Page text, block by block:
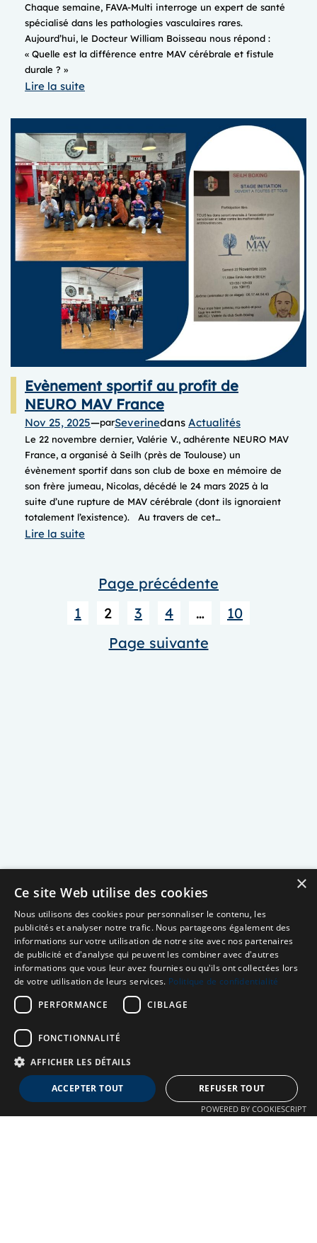
Chaque semaine, FAVA-Multi interroge un expert de santé
spécialisé dans les pathologies vasculaires rares.
Aujourd’hui, le Docteur William Boisseau nous répond :
« Quelle est la différence entre MAV cérébrale et fistule
durale ? » ​​
Lire la suite:
QUESTION
« Quelle
est
la
différence
entre
MAV
cérébrale
et
fistule
durale
? »
Evènement sportif au profit de
NEURO MAV France
Nov 25, 2025—parSeverinedans Actualités
Le 22 novembre dernier, Valérie V., adhérente NEURO MAV
France, a organisé à Seilh (près de Toulouse) un
évènement sportif dans son club de boxe en mémoire de
son frère jumeau, Nicolas, décédé le 24 mars 2025 à la
suite d’une rupture de MAV cérébrale (dont ils ignoraient
totalement l’existence). Au travers de cet…
Lire la suite:
NEURO
Page précédente
1
2 3 4 …
10
Page suivante
Neuro MAV France
Association dédiée aux patients souffrant de Malformations
×
Ce site Web utilise des cookies
Nous utilisons des cookies pour personnaliser le contenu, les
publicités et analyser notre trafic. Nous partageons également des
informations sur votre utilisation de notre site avec nos partenaires
de publicité et d'analyse qui peuvent les combiner avec d'autres
informations que vous leur avez fournies ou qu'ils ont collectées lors
de votre utilisation de leurs services. Politique de confidentialité
PERFORMANCE
CIBLAGE
FONCTIONNALITÉ
AFFICHER LES DÉTAILS
ACCEPTER TOUT REFUSER TOUT
POWERED BY COOKIESCRIPT